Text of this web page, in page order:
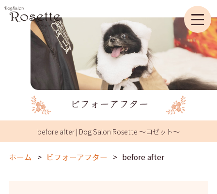
before after | Dog Salon Rosette ～ロゼット～
ホーム ビフォーアフター before after